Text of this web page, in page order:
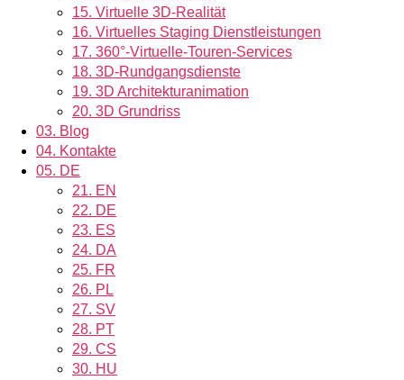
15. Virtuelle 3D-Realität
16. Virtuelles Staging Dienstleistungen
17. 360°-Virtuelle-Touren-Services
18. 3D-Rundgangsdienste
19. 3D Architekturanimation
20. 3D Grundriss
03. Blog
04. Kontakte
05. DE
21. EN
22. DE
23. ES
24. DA
25. FR
26. PL
27. SV
28. PT
29. CS
30. HU